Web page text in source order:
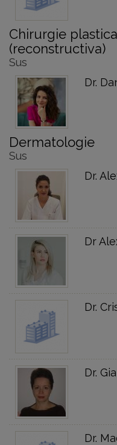
Chirurgie
(reconstructiva)
Sus
Dr.
Dermatologie
Sus
Dr.
Dr
Dr.
Dr.
Dr.